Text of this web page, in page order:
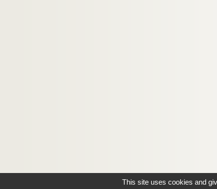
This site uses cookies and